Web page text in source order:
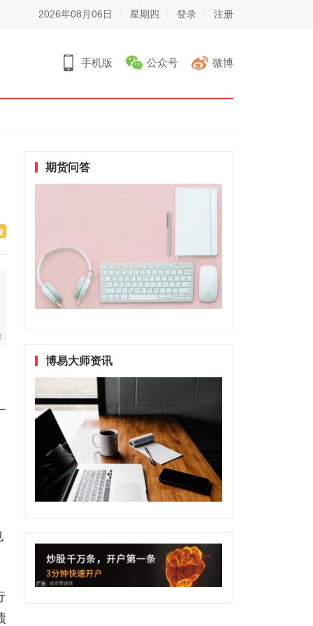
2026年08月06日 星期四 登录 注册
手机版 公众号 微博
期货问答
博易大师资讯